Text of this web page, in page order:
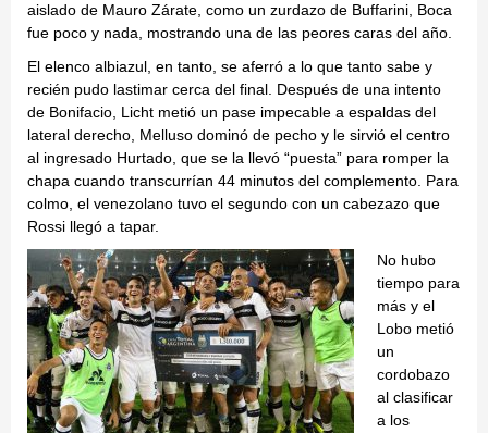
aislado de Mauro Zárate, como un zurdazo de Buffarini, Boca
fue poco y nada, mostrando una de las peores caras del año.
El elenco albiazul, en tanto, se aferró a lo que tanto sabe y
recién pudo lastimar cerca del final. Después de una intento
de Bonifacio, Licht metió un pase impecable a espaldas del
lateral derecho, Melluso dominó de pecho y le sirvió el centro
al ingresado Hurtado, que se la llevó “puesta” para romper la
chapa cuando transcurrían 44 minutos del complemento. Para
colmo, el venezolano tuvo el segundo con un cabezazo que
Rossi llegó a tapar.
No hubo
tiempo para
más y el
Lobo metió
un
cordobazo
al clasificar
a los